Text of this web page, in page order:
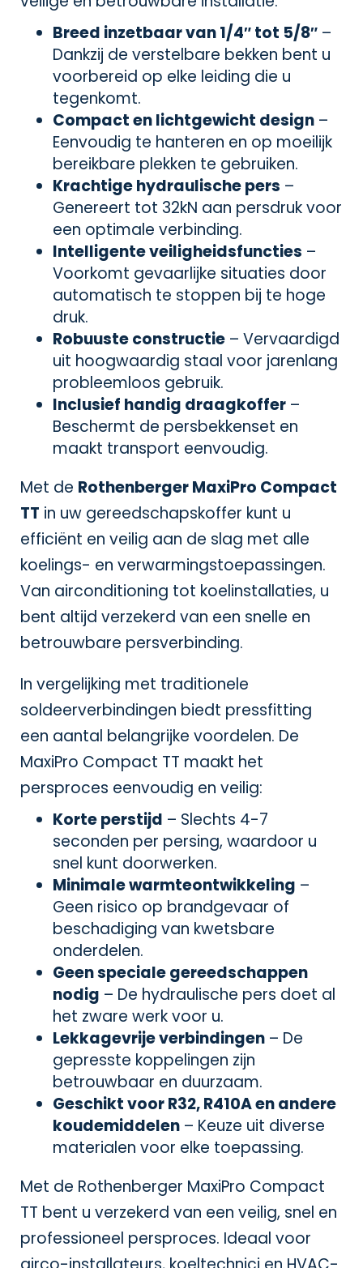
Breed inzetbaar van 1/4″ tot 5/8″ –
Dankzij de verstelbare bekken bent u
voorbereid op elke leiding die u
tegenkomt.
Compact en lichtgewicht design –
Eenvoudig te hanteren en op moeilijk
bereikbare plekken te gebruiken.
Krachtige hydraulische pers –
Genereert tot 32kN aan persdruk voor
een optimale verbinding.
Intelligente veiligheidsfuncties –
Voorkomt gevaarlijke situaties door
automatisch te stoppen bij te hoge
druk.
Robuuste constructie – Vervaardigd
uit hoogwaardig staal voor jarenlang
probleemloos gebruik.
Inclusief handig draagkoffer –
Beschermt de persbekkenset en
maakt transport eenvoudig.
Met de Rothenberger MaxiPro Compact
TT in uw gereedschapskoffer kunt u
efficiënt en veilig aan de slag met alle
koelings- en verwarmingstoepassingen.
Van airconditioning tot koelinstallaties, u
bent altijd verzekerd van een snelle en
betrouwbare persverbinding.
In vergelijking met traditionele
soldeerverbindingen biedt pressfitting
een aantal belangrijke voordelen. De
MaxiPro Compact TT maakt het
persproces eenvoudig en veilig:
Korte perstijd – Slechts 4-7
seconden per persing, waardoor u
snel kunt doorwerken.
Minimale warmteontwikkeling –
Geen risico op brandgevaar of
beschadiging van kwetsbare
onderdelen.
Geen speciale gereedschappen
nodig – De hydraulische pers doet al
het zware werk voor u.
Lekkagevrije verbindingen – De
gepresste koppelingen zijn
betrouwbaar en duurzaam.
Geschikt voor R32, R410A en andere
koudemiddelen – Keuze uit diverse
materialen voor elke toepassing.
Met de Rothenberger MaxiPro Compact
TT bent u verzekerd van een veilig, snel en
professioneel persproces. Ideaal voor